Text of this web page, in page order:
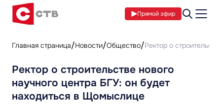
Прямой эфир
Главная страница Новости Общество Ректор о
Ректор о строительстве нового
научного центра БГУ: он будет
находиться в Щомыслице